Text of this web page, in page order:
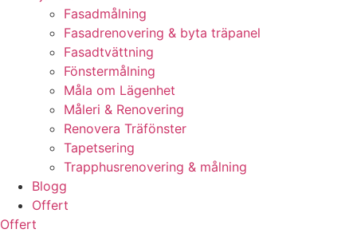
Fasadmålning
Fasadrenovering & byta träpanel
Fasadtvättning
Fönstermålning
Måla om Lägenhet
Måleri & Renovering
Renovera Träfönster
Tapetsering
Trapphusrenovering & målning
Blogg
Offert
Offert